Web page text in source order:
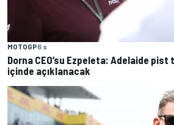
MOTOGP6 s
Dorna CEO’su Ezpeleta: Adelaide
içinde açıklanacak